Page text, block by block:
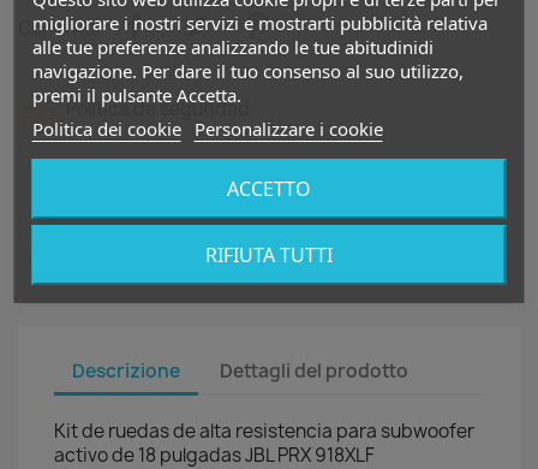
Condividi
Política de seguridad
Política de devolución
Descrizione Dettagli del prodotto
Kit de ruedas de alta resistencia para subwoofer
activo de 18 pulgadas JBL PRX 918XLF
migliorare i nostri servizi e mostrarti pubblicità relativa
alle tue preferenze analizzando le tue abitudinidi
navigazione. Per dare il tuo consenso al suo utilizzo,
premi il pulsante Accetta.
Politica dei cookie
Personalizzare i cookie
RIFIUTA TUTTI
ACCETTO